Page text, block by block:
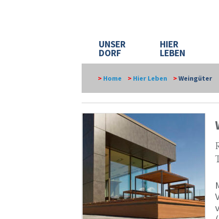
UNSER
DORF
HIER
LEBEN
> Home > Hier Leben >Weingüter